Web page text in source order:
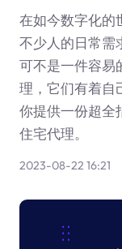
在如今数字化的
不少人的日常需
可不是一件容易
理，它们有着自
你提供一份超全
住宅代理。
2023-08-22 16:21